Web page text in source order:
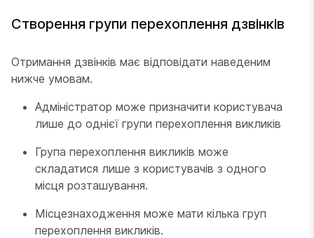
Створення групи перехоплення дзвінків
Отримання дзвінків має відповідати наведеним
нижче умовам.
Адміністратор може призначити користувача
лише до однієї групи перехоплення викликів
Група перехоплення викликів може
складатися лише з користувачів з одного
місця розташування.
Місцезнаходження може мати кілька груп
перехоплення викликів.